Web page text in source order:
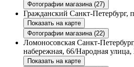
Фотографии магазина (27)
Гражданский Санкт-Петербург,
Показать на карте
Фотографии магазина (22)
Ломоносовская Санкт-
набережная, 66/Народная улица,
Показать на карте